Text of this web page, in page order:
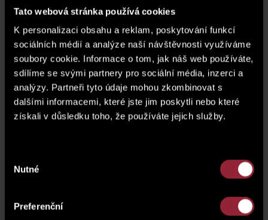
Tato webová stránka používá cookies
K personalizaci obsahu a reklam, poskytování funkcí
sociálních médií a analýze naší návštěvnosti využíváme
soubory cookie. Informace o tom, jak náš web používáte,
sdílíme se svými partnery pro sociální média, inzerci a
analýzy. Partneři tyto údaje mohou zkombinovat s
dalšími informacemi, které jste jim poskytli nebo které
získali v důsledku toho, že používáte jejich služby.
souhlasu
Nutné
Preferenční